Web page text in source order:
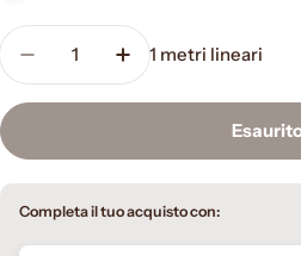
Quantità
Diminuisci la quantità per
Aumenta la
1 metri lineari
Completa il tuo acquisto con: